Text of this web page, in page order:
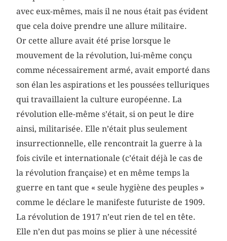
avec eux-mêmes, mais il ne nous était pas évident
que cela doive prendre une allure militaire.
Or cette allure avait été prise lorsque le
mouvement de la révolution, lui-même conçu
comme nécessairement armé, avait emporté dans
son élan les aspirations et les poussées telluriques
qui travaillaient la culture européenne. La
révolution elle-même s’était, si on peut le dire
ainsi, militarisée. Elle n’était plus seulement
insurrectionnelle, elle rencontrait la guerre à la
fois civile et internationale (c’était déjà le cas de
la révolution française) et en même temps la
guerre en tant que « seule hygiène des peuples »
comme le déclare le manifeste futuriste de 1909.
La révolution de 1917 n’eut rien de tel en tête.
Elle n’en dut pas moins se plier à une nécessité